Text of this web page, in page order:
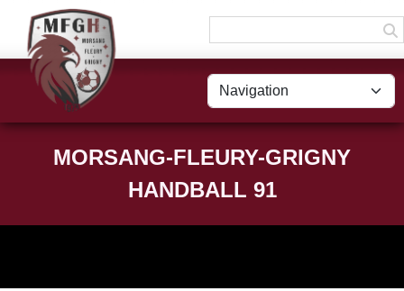
MORSANG-FLEURY-GRIGNY
HANDBALL 91
Panneau de gestion des cookies